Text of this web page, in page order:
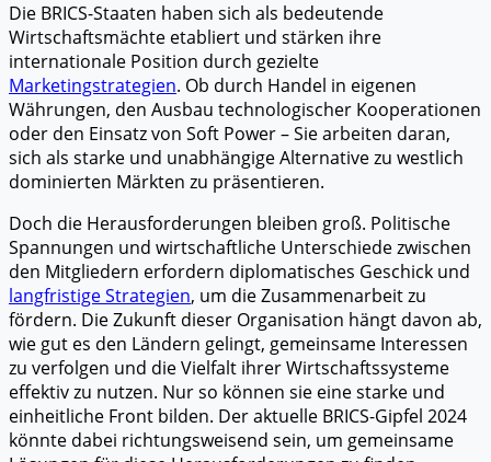
Die BRICS-Staaten haben sich als bedeutende
Wirtschaftsmächte etabliert und stärken ihre
internationale Position durch gezielte
Marketingstrategien. Ob durch Handel in eigenen
Währungen, den Ausbau technologischer Kooperationen
oder den Einsatz von Soft Power – Sie arbeiten daran,
sich als starke und unabhängige Alternative zu westlich
dominierten Märkten zu präsentieren.
Doch die Herausforderungen bleiben groß. Politische
Spannungen und wirtschaftliche Unterschiede zwischen
den Mitgliedern erfordern diplomatisches Geschick und
langfristige Strategien, um die Zusammenarbeit zu
fördern. Die Zukunft dieser Organisation hängt davon ab,
wie gut es den Ländern gelingt, gemeinsame Interessen
zu verfolgen und die Vielfalt ihrer Wirtschaftssysteme
effektiv zu nutzen. Nur so können sie eine starke und
einheitliche Front bilden. Der aktuelle BRICS-Gipfel 2024
könnte dabei richtungsweisend sein, um gemeinsame